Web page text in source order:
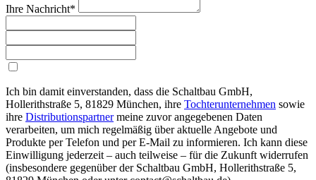
Ihre Nachricht*
Ich bin damit einverstanden, dass die Schaltbau GmbH,
Hollerithstraße 5, 81829 München, ihre Tochterunternehmen sowie
ihre Distributionspartnermeine zuvor angegebenen Daten
verarbeiten, um mich regelmäßig über aktuelle Angebote und
Produkte per Telefon und per E-Mail zu informieren. Ich kann diese
Einwilligung jederzeit – auch teilweise – für die Zukunft widerrufen
(insbesondere gegenüber der Schaltbau GmbH, Hollerithstraße 5,